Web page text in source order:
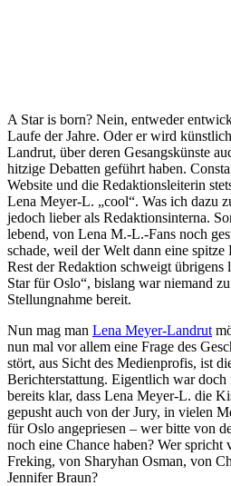
A Star is born? Nein, entweder
Laufe der Jahre. Oder er wird
Landrut, über deren Gesangskünste
hitzige Debatten geführt haben.
Website und die Redaktionsleiterin
Lena Meyer-L. „cool“. Was ich dazu
jedoch lieber als Redaktionsinterna.
lebend, von Lena M.-L.-Fans noch
schade, weil der Welt dann eine
Rest der Redaktion schweigt übrigens
Star für Oslo“, bislang war niemand
Stellungnahme bereit.
Nun mag man Lena Meyer-Landrut
nun mal vor allem eine Frage des
stört, aus Sicht des Medienprofis, ist
Berichterstattung. Eigentlich war doch
bereits klar, dass Lena Meyer-L. die
gepusht auch von der Jury, in vielen
für Oslo angepriesen – wer bitte von
noch eine Chance haben? Wer
Freking, von Sharyhan Osman, von
Jennifer Braun?